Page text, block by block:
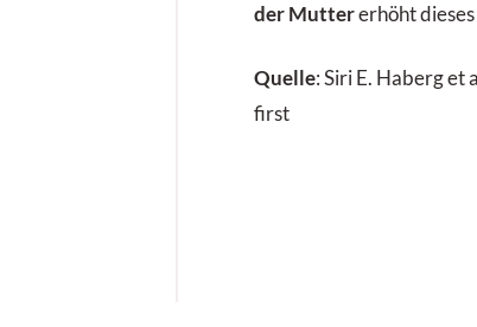
der Muttererhöht
Quelle: Siri E. Haberg et
first